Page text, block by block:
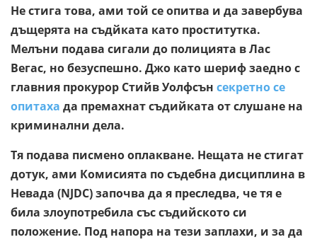
Не стига това, ами той се опитва и да завербува
дъщерята на съдйката като проститутка.
Мелъни подава сигали до полицията в Лас
Вегас, но безуспешно. Джо като шериф заедно с
главния прокурор Стийв Уолфсън секретно се
опитаха да премахнат съдийката от слушане на
криминални дела.
Тя подава писмено оплакване. Нещата не стигат
дотук, ами Комисията по съдебна дисциплина в
Невада (NJDC) започва да я преследва, че тя е
била злоупотребила със съдийското си
положение. Под напора на тези заплахи, и за да